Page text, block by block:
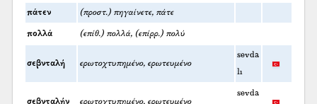
πάτεν (προστ.) πηγαίνετε, πάτε
πολλά (επίθ.) πολλά, (επίρρ.) πολύ
σεβνταλή ερωτοχτυπημένο, ερωτευμένο
sevda
lı
σεβνταλήν ερωτοχτυπημένο, ερωτευμένο
sevda